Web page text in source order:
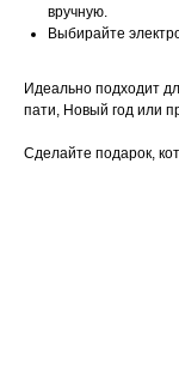
вручную.
Выбирайте
Идеально подходит
пати, Новый год или
Сделайте подарок,